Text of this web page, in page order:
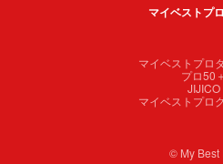
マイベストプ
マイベストプロ
プロ50＋
JIJICO
マイベストプロ
© My Best